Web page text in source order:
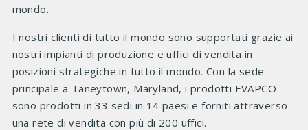
mondo.
I nostri clienti di tutto il mondo sono supportati grazie ai
nostri impianti di produzione e uffici di vendita in
posizioni strategiche in tutto il mondo. Con la sede
principale a Taneytown, Maryland, i prodotti EVAPCO
sono prodotti in 33 sedi in 14 paesi e forniti attraverso
una rete di vendita con più di 200 uffici.